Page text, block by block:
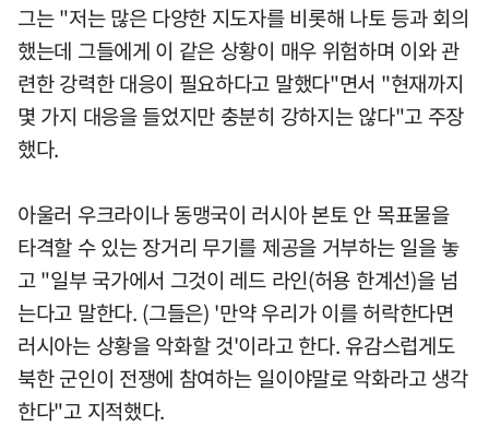
그는 "저는 많은 다양한 지도자를 비롯해 나토 등과 회의
했는데 그들에게 이 같은 상황이 매우 위험하며 이와 관
련한 강력한 대응이 필요하다고 말했다"면서 "현재까지
몇 가지 대응을 들었지만 충분히 강하지는 않다"고 주장
했다.
아울러 우크라이나 동맹국이 러시아 본토 안 목표물을
타격할 수 있는 장거리 무기를 제공을 거부하는 일을 놓
고 "일부 국가에서 그것이 레드 라인(허용 한계선)을 넘
는다고 말한다. (그들은) '만약 우리가 이를 허락한다면
러시아는 상황을 악화할 것'이라고 한다. 유감스럽게도
북한 군인이 전쟁에 참여하는 일이야말로 악화라고 생각
한다"고 지적했다.